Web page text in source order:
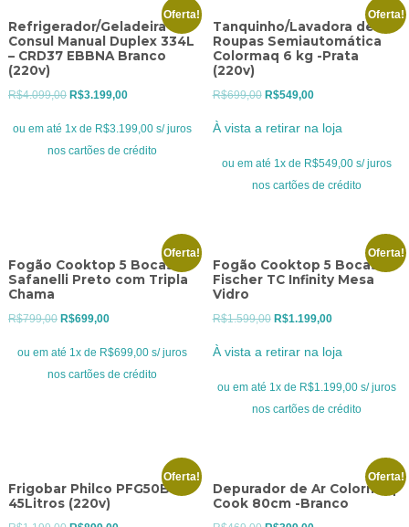
Oferta!
Refrigerador/Geladeira
Consul Manual Duplex 334L
– CRD37 EBBNA Branco
(220v)
R$4.099,00 O
R$3.199,00O
atual
ou em até 1x de R$3.199,00 s/ juros
nos cartões de crédito
Oferta!
Tanquinho/Lavadora de
Roupas Semiautomática
Colormaq 6 kg -Prata
(220v)
R$699,00 O
era:
R$699,00.
R$549,00O
atual
é:
R$549,00.
À vista a retirar na loja
ou em até 1x de R$549,00 s/ juros
nos cartões de crédito
Oferta!
Fogão Cooktop 5 Bocas
Safanelli Preto com Tripla
Chama
R$799,00 O
R$699,00O
atual
ou em até 1x de R$699,00 s/ juros
nos cartões de crédito
Oferta!
Fogão Cooktop 5 Bocas
Fischer TC Infinity Mesa
Vidro
R$1.599,00 O
era:
R$1.599,00.
R$1.199,00O
atual
é:
R$1.199,00.
À vista a retirar na loja
ou em até 1x de R$1.199,00 s/ juros
nos cartões de crédito
Oferta!
Frigobar Philco PFG50B
45Litros (220v)
Oferta!
Depurador de Ar Colormaq
Cook 80cm -Branco